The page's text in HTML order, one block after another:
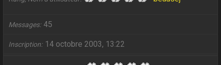
Messages 45
Inscription 14 octobre 2003, 13:22